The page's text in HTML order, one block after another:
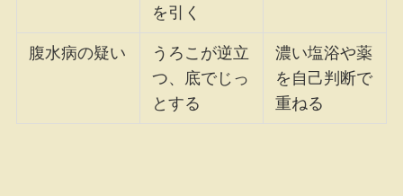
を引く
腹水病の疑い
うろこが逆立
つ、底でじっ
とする
濃い塩浴や薬
を自己判断で
重ねる